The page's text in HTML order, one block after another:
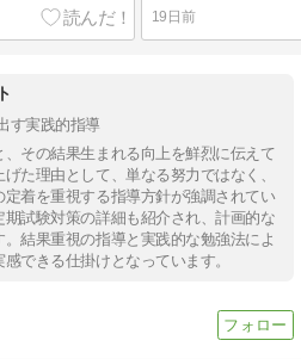
19日前
す実践的指導
その結果生まれる向上を鮮烈に伝えて
た理由として、単なる努力ではなく、
着を重視する指導方針が強調されてい
試験対策の詳細も紹介され、計画的な
結果重視の指導と実践的な勉強法によ
できる仕掛けとなっています。